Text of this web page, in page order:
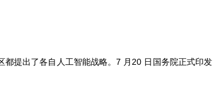
都提出了各自人工智能战略。7 月 20 日国务院正式印发